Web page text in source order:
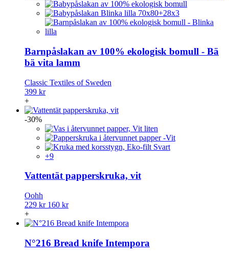
Barnpåslakan av 100% ekologisk bomull - Bä
bä vita lamm
Classic Textiles of Sweden
399 kr
+
-30%
+9
Vattentät papperskruka, vit
Oohh
229 kr160 kr
+
N°216 Bread knife Intempora